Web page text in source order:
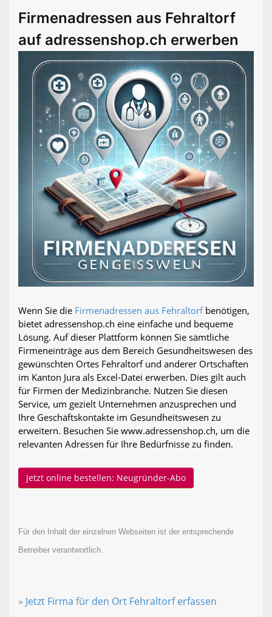
Firmenadressen aus Fehraltorf
auf adressenshop.ch erwerben
Wenn Sie die Firmenadressen aus Fehraltorfbenötigen,
bietet adressenshop.ch eine einfache und bequeme
Lösung. Auf dieser Plattform können Sie sämtliche
Firmeneinträge aus dem Bereich Gesundheitswesen des
gewünschten Ortes Fehraltorf und anderer Ortschaften
im Kanton Jura als Excel-Datei erwerben. Dies gilt auch
für Firmen der Medizinbranche. Nutzen Sie diesen
Service, um gezielt Unternehmen anzusprechen und
Ihre Geschäftskontakte im Gesundheitswesen zu
erweitern. Besuchen Sie www.adressenshop.ch, um die
relevanten Adressen für Ihre Bedürfnisse zu finden.
Jetzt online bestellen: Neugründer-Abo
Für den Inhalt der einzelnen Webseiten ist der entsprechende
Betreiber verantwortlich.
» Jetzt Firma für den Ort Fehraltorf erfassen